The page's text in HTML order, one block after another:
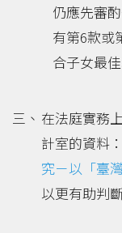
仍應先審
有第6款或
合子女最
在法庭實務
計室的資料
究－以「臺
以更有助判